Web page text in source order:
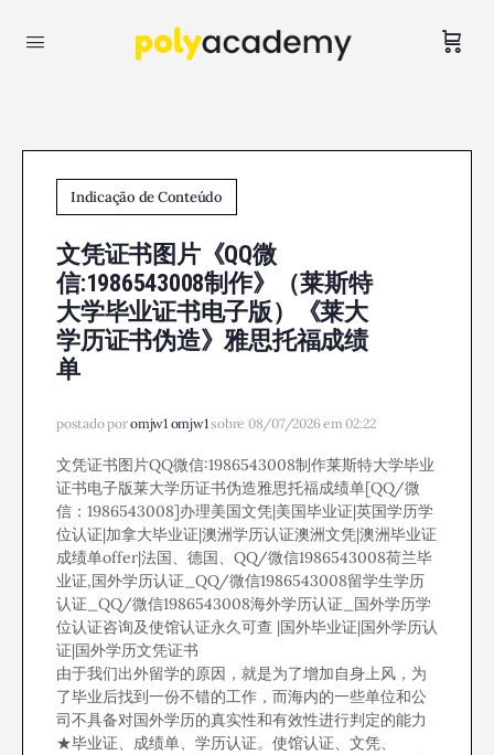
Indicação de Conteúdo
文凭证书图片《QQ微
信:1986543008制作》（莱斯特
大学毕业证书电子版）《莱大
学历证书伪造》雅思托福成绩
单
postado poromjw1 omjw1sobre 08/07/2026 em 02:22
文凭证书图片QQ微信:1986543008制作莱斯特大学毕业
证书电子版莱大学历证书伪造雅思托福成绩单[QQ/微
信：1986543008]办理美国文凭|美国毕业证|英国学历学
位认证|加拿大毕业证|澳洲学历认证澳洲文凭|澳洲毕业证
成绩单offer|法国、德国、QQ/微信1986543008荷兰毕
业证,国外学历认证_QQ/微信1986543008留学生学历
认证_QQ/微信1986543008海外学历认证_国外学历学
位认证咨询及使馆认证永久可查 |国外毕业证|国外学历认
证|国外学历文凭证书
由于我们出外留学的原因，就是为了增加自身上风，为
了毕业后找到一份不错的工作，而海内的一些单位和公
司不具备对国外学历的真实性和有效性进行判定的能力
★毕业证、成绩单、学历认证。使馆认证、文凭、